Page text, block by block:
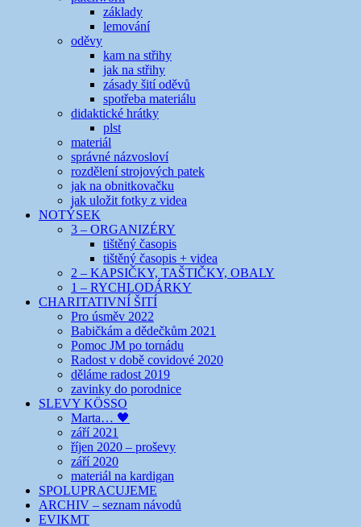
základy
lemování
oděvy
kam na střihy
jak na střihy
zásady šití oděvů
spotřeba materiálu
didaktické hrátky
plst
materiál
správné názvosloví
rozdělení strojových patek
jak na obnitkovačku
jak uložit fotky z videa
NOTÝSEK
3 – ORGANIZÉRY
tištěný časopis
tištěný časopis + videa
2 – KAPSIČKY, TAŠTIČKY, OBALY
1 – RYCHLODÁRKY
CHARITATIVNÍ ŠITÍ
Pro úsměv 2022
Babičkám a dědečkům 2021
Pomoc JM po tornádu
Radost v době covidové 2020
děláme radost 2019
zavinky do porodnice
SLEVY KÖSSO
Marta… 🖤
září 2021
říjen 2020 – proševy
září 2020
materiál na kardigan
SPOLUPRACUJEME
ARCHIV – seznam návodů
EVIKMT